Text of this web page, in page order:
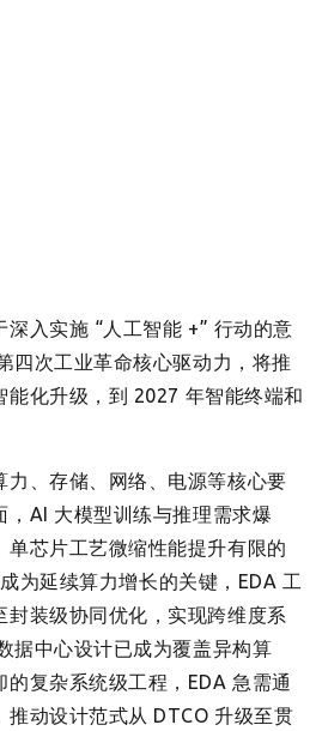
入实施 “人工智能 +” 行动的意
四次工业革命核心驱动力，将推
能化升级，到 2027 年智能终端和
力、存储、网络、电源等核心要
，AI 大模型训练与推理需求爆
单芯片工艺微缩性能提升有限的
为延续算力增长的关键，EDA 工
封装级协同优化，实现跨维度系
据中心设计已成为覆盖异构算
复杂系统级工程，EDA 急需通
推动设计范式从 DTCO 升级至贯